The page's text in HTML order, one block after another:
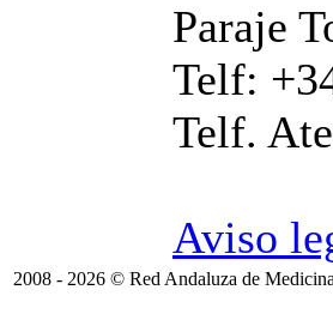
Paraje
Telf:
Telf.
Aviso
2008 - 2026 © Red Andaluza de